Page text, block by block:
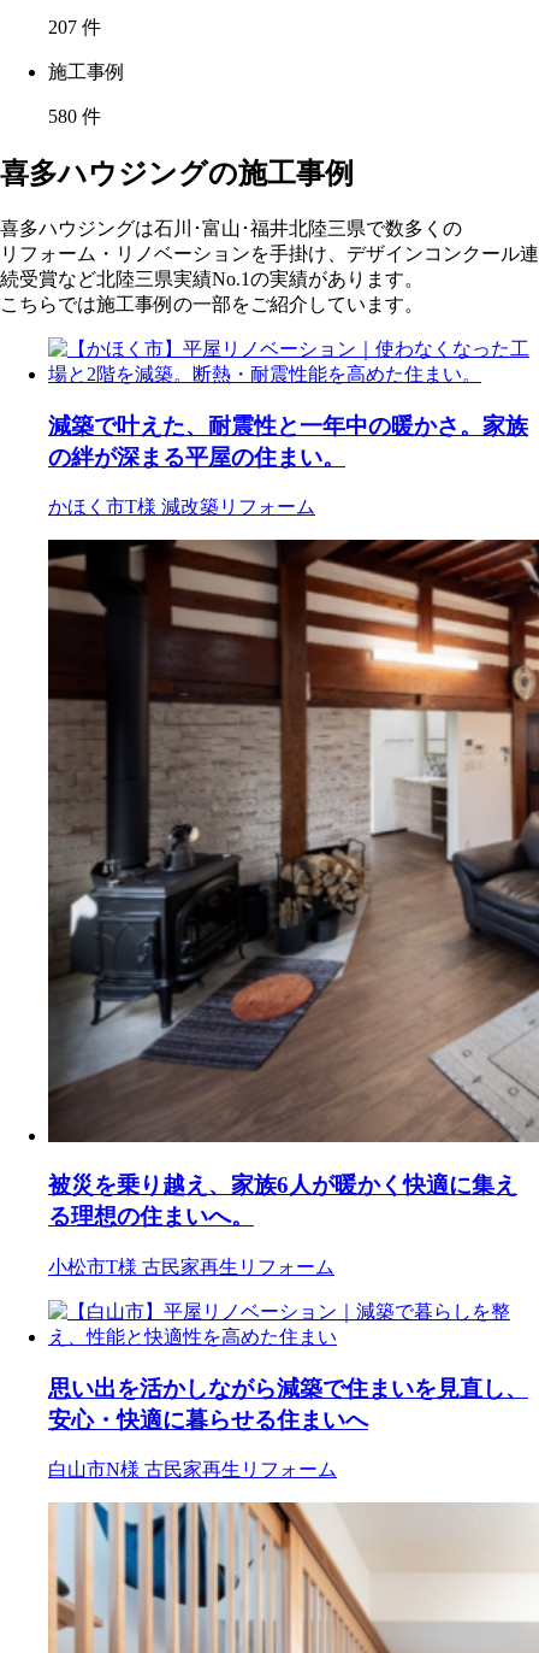
207 件
施工事例
580 件
喜多ハウジングの施工事例
喜多ハウジングは石川･富山･福井北陸三県で数多くの
リフォーム・リノベーションを手掛け、デザインコンクール連
続受賞など北陸三県実績No.1の実績があります。
こちらでは施工事例の一部をご紹介しています。
減築で叶えた、耐震性と一年中の暖かさ。家族
の絆が深まる平屋の住まい。
かほく市T様 減改築リフォーム
被災を乗り越え、家族6人が暖かく快適に集え
る理想の住まいへ。
小松市T様 古民家再生リフォーム
思い出を活かしながら減築で住まいを見直し、
安心・快適に暮らせる住まいへ
白山市N様 古民家再生リフォーム